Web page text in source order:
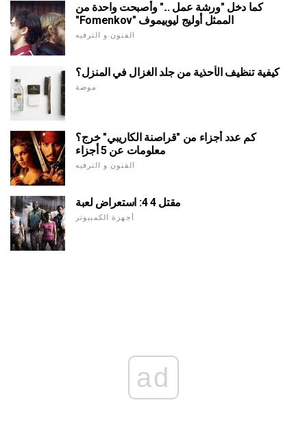
كما دخل "ورشة عمل ..." وأصبحت واحدة من
"Fomenkov" الممثل أوليج ليوبيموف
الفنون و الترفيه
كيفية تنظيف الأحذية من جلد الغزال في المنزل؟
موضة
كم عدد أجزاء من "قراصنة الكاريبي" خرج؟
معلومات عن 5 أجزاء
الفنون و الترفيه
مقتل 4 4: استعراض لعبة
أجهزة الكمبيوتر
ad